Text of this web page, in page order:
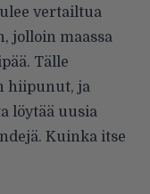
vertailtua
jolloin maassa
Tälle
hiipunut, ja
löytää uusia
Kuinka itse